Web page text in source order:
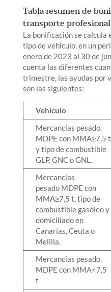
Tabla resumen de
transporte
La bonificación se calcula
tipo de vehículo, en un
enero de 2023 al 30 de
cuenta las diferentes
trimestre, las ayudas por
son las siguientes:
Vehículo
Mercancías pesado.
MDPE con MMA≥7,5 t
y tipo de combustible
GLP, GNC o GNL.
Mercancías
pesado MDPE con
MMA≥7,5 t, tipo de
combustible gasóleo y
domiciliado en
Canarias, Ceuta o
Melilla.
Mercancías pesado.
MDPE con MMA<7,5
t